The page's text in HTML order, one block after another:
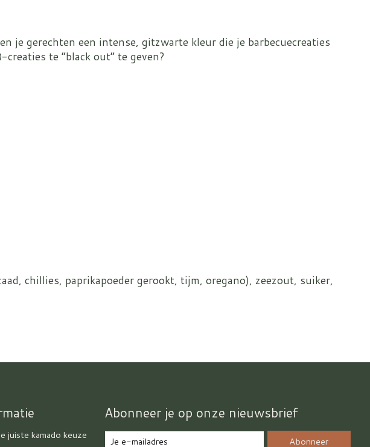
je gerechten een intense, gitzwarte kleur die je barbecuecreaties
te “black out” te geven?
chillies, paprikapoeder gerookt, tijm, oregano), zeezout, suiker,
juiste kamado keuze
Abonneer je op onze nieuwsbrief
Abonneer